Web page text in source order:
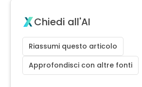
Chiedi all'AI
Riassumi questo articolo
Approfondisci con altre fonti